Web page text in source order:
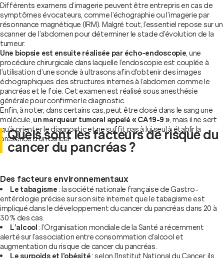
Différents examens d’imagerie peuvent être entrepris en cas de
symptômes évocateurs, comme l’échographie ou l’imagerie par
résonnance magnétique (IRM). Malgré tout, l’essentiel repose sur un
scanner de l’abdomen pour déterminer le stade d’évolution de la
tumeur.
Une biopsie est ensuite réalisée par écho-endoscopie, une
procédure chirurgicale dans laquelle l’endoscopie est couplée à
l’utilisation d’une sonde à ultrasons afin d’obtenir des images
échographiques des structures internes à l’abdomen comme le
pancréas et le foie. Cet examen est réalisé sous anesthésie
générale pour confirmer le diagnostic.
Enfin, à noter, dans certains cas, peut être dosé dans le sang une
molécule, un marqueur tumoral appelé « CA 19-9 », mais il ne sert
qu’à orienter le diagnostic et ne suffit pas à lui seul à établir la
présence d’un cancer.
Quels sont les facteurs de risque du
cancer du pancréas ?
Des facteurs environnementaux
Le tabagisme: la société nationale française de Gastro-
entérologie précise sur son site internet que le tabagisme est
impliqué dans le développement du cancer du pancréas dans 20 à
30 % des cas.
L’alcool: l’Organisation mondiale de la Santé a récemment
alerté sur l’association entre consommation d’alcool et
augmentation du risque de cancer du pancréas.
Le surpoids et l’obésité: selon l’Institut National du Cancer, ils